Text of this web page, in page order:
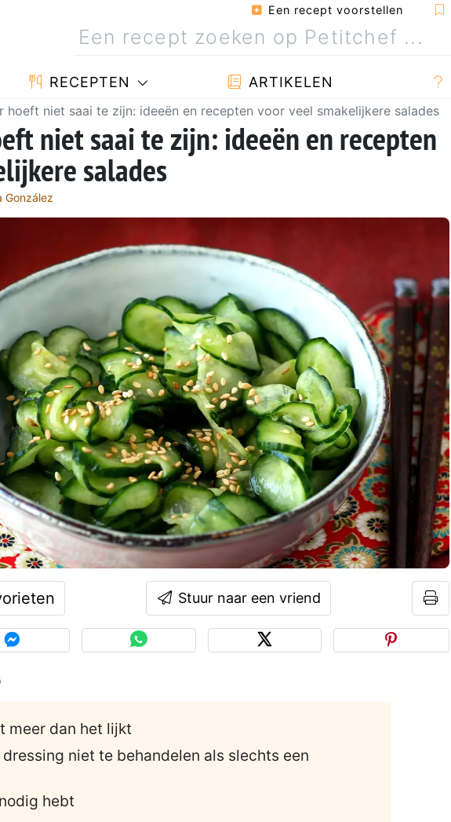
Een recept voorstellen
RECEPTEN ARTIKELEN
hoeft niet saai te zijn: ideeën en recepten voor veel smakelijkere salades
niet saai te zijn: ideeën en recepten
salades
González
Stuur naar een vriend
meer dan het lijkt
niet te behandelen als slechts een
hebt